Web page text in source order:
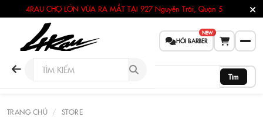
4RAU CHỢ LỚN VỪA RA MẮT TẠI 927 Nguyễn Trãi, Quận 5
HỎI BARBER
NEW
Tìm
TRANG CHỦ
STORE